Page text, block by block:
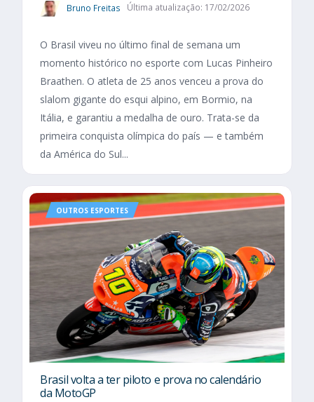
Bruno Freitas Última atualização: 17/02/2026
O Brasil viveu no último final de semana um
momento histórico no esporte com Lucas Pinheiro
Braathen. O atleta de 25 anos venceu a prova do
slalom gigante do esqui alpino, em Bormio, na
Itália, e garantiu a medalha de ouro. Trata-se da
primeira conquista olímpica do país — e também
da América do Sul...
OUTROS ESPORTES
Brasil volta a ter piloto e prova no calendário
da MotoGP